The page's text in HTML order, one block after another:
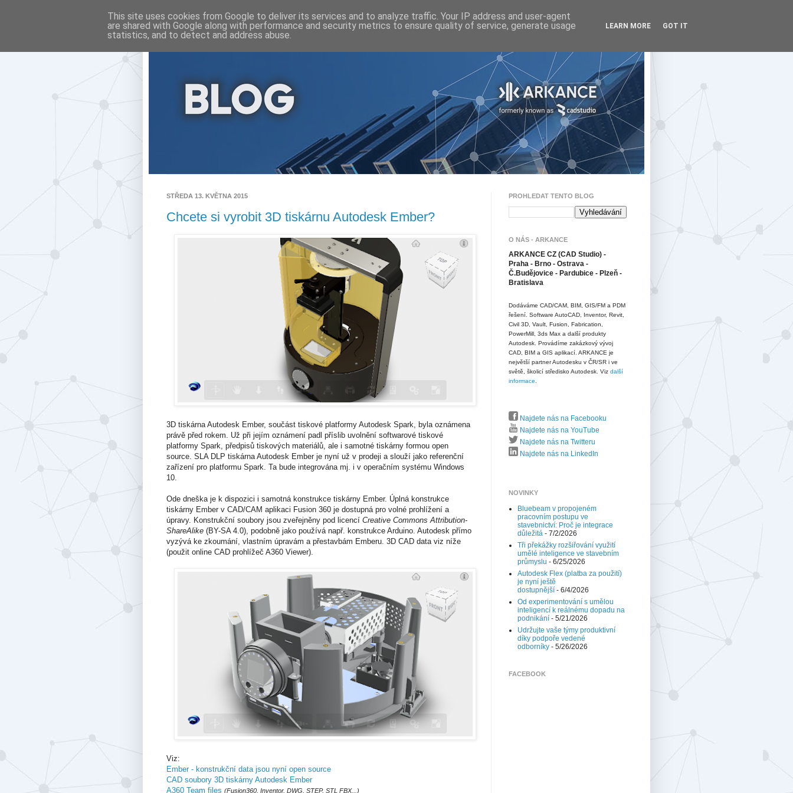
STŘEDA 13. KVĚTNA 2015
Chcete si vyrobit 3D tiskárnu Autodesk Ember?
3D tiskárna Autodesk Ember, součást tiskové platformy Autodesk Spark, byla oznámena
právě před rokem. Už při jejím oznámení padl příslib uvolnění softwarové tiskové
platformy Spark, předpisů tiskových materiálů, ale i samotné tiskárny formou open
source. SLA DLP tiskárna Autodesk Ember je nyní už v prodeji a slouží jako referenční
zařízení pro platformu Spark. Ta bude integrována mj. i v operačním systému Windows
10.
Ode dneška je k dispozici i samotná konstrukce tiskárny Ember. Úplná konstrukce
tiskárny Ember v CAD/CAM aplikaci Fusion 360 je dostupná pro volné prohlížení a
úpravy. Konstrukční soubory jsou zveřejněny pod licencí Creative Commons Attribution-
ShareAlike (BY-SA 4.0), podobně jako používá např. konstrukce Arduino. Autodesk přímo
vyzývá ke zkoumání, vlastním úpravám a přestavbám Emberu. 3D CAD data viz níže
(použit online CAD prohlížeč A360 Viewer).
Viz:
Ember - konstrukční data jsou nyní open source
CAD soubory 3D tiskárny Autodesk Ember
A360 Team files (Fusion360, Inventor, DWG, STEP, STL FBX...)
PROHLEDAT TENTO BLOG
O NÁS - ARKANCE
ARKANCE CZ (CAD Studio) -
Praha - Brno - Ostrava -
Č.Budějovice - Pardubice - Plzeň -
Bratislava
Dodáváme CAD/CAM, BIM, GIS/FM a PDM
řešení. Software AutoCAD, Inventor, Revit,
Civil 3D, Vault, Fusion, Fabrication,
PowerMill, 3ds Max a další produkty
Autodesk. Provádíme zakázkový vývoj
CAD, BIM a GIS aplikací. ARKANCE je
největší partner Autodesku v ČR/SR i ve
světě, školicí středisko Autodesk. Viz další
informace
Najdete nás na Facebooku
Najdete nás na YouTube
Najdete nás na Twitteru
Najdete nás na LinkedIn
NOVINKY
Bluebeam v propojeném
pracovním postupu ve
stavebnictví: Proč je integrace
důležitá - 7/2/2026
Tři překážky rozšiřování využití
umělé inteligence ve stavebním
průmyslu - 6/25/2026
Autodesk Flex (platba za použití)
je nyní ještě
dostupnější - 6/4/2026
Od experimentování s umělou
inteligencí k reálnému dopadu na
podnikání - 5/21/2026
Udržujte vaše týmy produktivní
díky podpoře vedené
odborníky - 5/26/2026
FACEBOOK
This site uses cookies from Google to deliver its services and to analyze traffic. Your IP address and user-agent
are shared with Google along with performance and security metrics to ensure quality of service, generate usage
statistics, and to detect and address abuse.
LEARN MORE GOT IT